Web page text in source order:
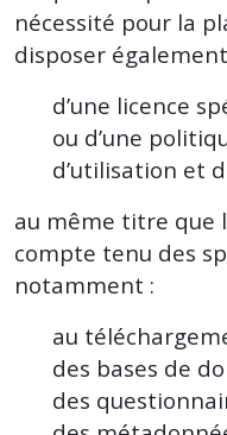
nécessité pour la
disposer
d’une licence
ou d’une
d’utilisation et
au même titre que
compte tenu des
notamment :
au
des bases de
des